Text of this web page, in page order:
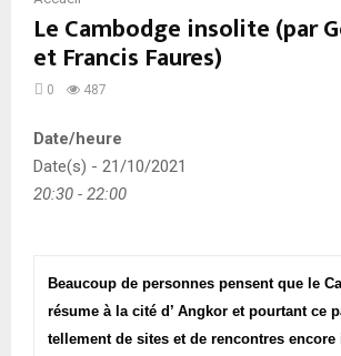
Le Cambodge insolite (par
et Francis Faures)
0 487
Date/heure
Date(s) - 21/10/2021
20:30 - 22:00
Beaucoup de personnes pensent que le
résume à la cité d’ Angkor et pourtant ce
tellement de sites et de rencontres encore